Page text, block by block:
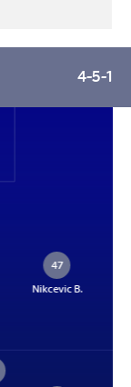
4-5-1
47
Nikcevic B.